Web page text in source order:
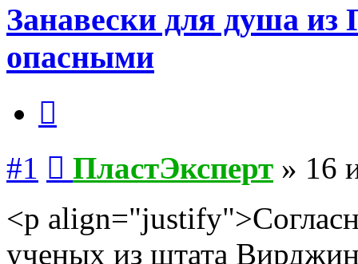
Занавески для душа
опасными
#1 ПластЭксперт » 16
<p
ученых из штата